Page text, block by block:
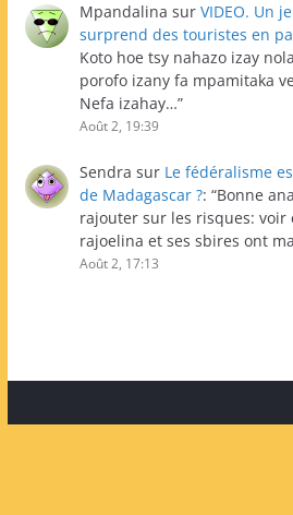
Mpandalina sur VIDEO. Un
surprend des touristes en
Koto hoe tsy nahazo izay
porofo izany fa mpamitaka
Nefa izahay…”
Août 2, 19:39
Sendra sur Le fédéralisme
de Madagascar ?: “Bonne
rajouter sur les risques:
rajoelina et ses sbires ont
Août 2, 17:13